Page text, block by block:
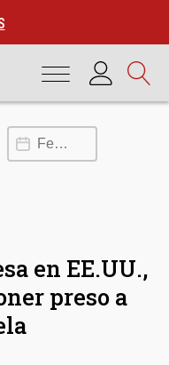
Fecha de publicación
en EE.UU.,
preso a